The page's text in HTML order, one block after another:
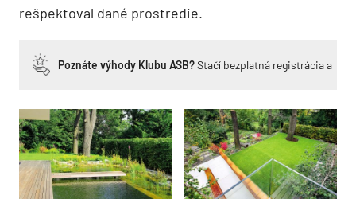
rešpektoval dané prostredie.
Poznáte výhody Klubu ASB?Stačí bezplatná registrácia a